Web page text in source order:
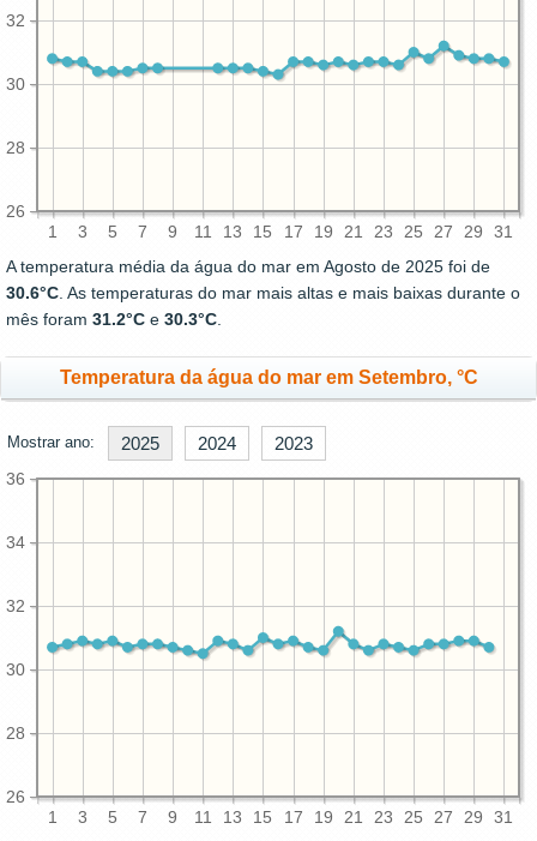
1 3 5 7 9 11 13 15 17 19 21 23 25 27 29 31
26
28
30
32
A temperatura média da água do mar em Agosto de 2025 foi de
30.6°C . As temperaturas do mar mais altas e mais baixas durante o
mês foram 31.2°C e 30.3°C
Temperatura da água do mar em Setembro, °C
Mostrar ano: 2025 2024 2023
1 3 5 7 9 11 13 15 17 19 21 23 25 27 29 31
26
28
30
32
34
36